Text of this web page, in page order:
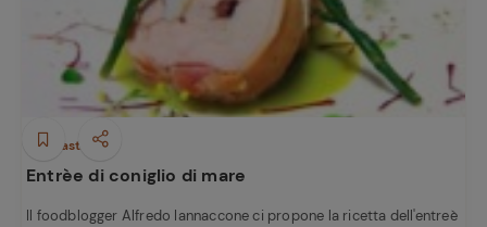
Antipasti
Entrèe di coniglio di mare
Il foodblogger Alfredo Iannaccone ci propone la ricetta dell'entreè